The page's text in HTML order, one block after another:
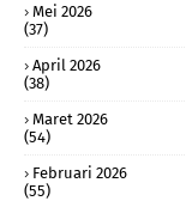
Mei 2026
(37)
April 2026
(38)
Maret 2026
(54)
Februari 2026
(55)